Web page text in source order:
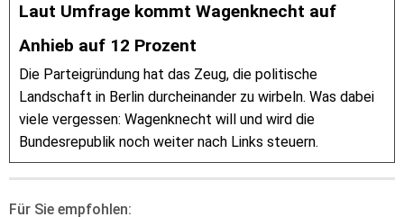
Laut Umfrage kommt Wagenknecht auf
Anhieb auf 12 Prozent
Die Parteigründung hat das Zeug, die politische
Landschaft in Berlin durcheinander zu wirbeln. Was dabei
viele vergessen: Wagenknecht will und wird die
Bundesrepublik noch weiter nach Links steuern.
Für Sie empfohlen: